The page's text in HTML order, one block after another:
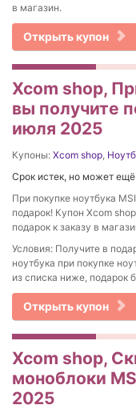
в магазин.
Открыть купон
Xcom shop,
вы получите
июля 2025
Купоны: Xcom shop
Срок истек, но может ещё
При покупке ноутбука
подарок! Купон Xcom
подарок к заказу в
Условия: Получите в
ноутбука при покупке
из списка ниже, подарок
Открыть купон
Xcom shop,
моноблоки
2025